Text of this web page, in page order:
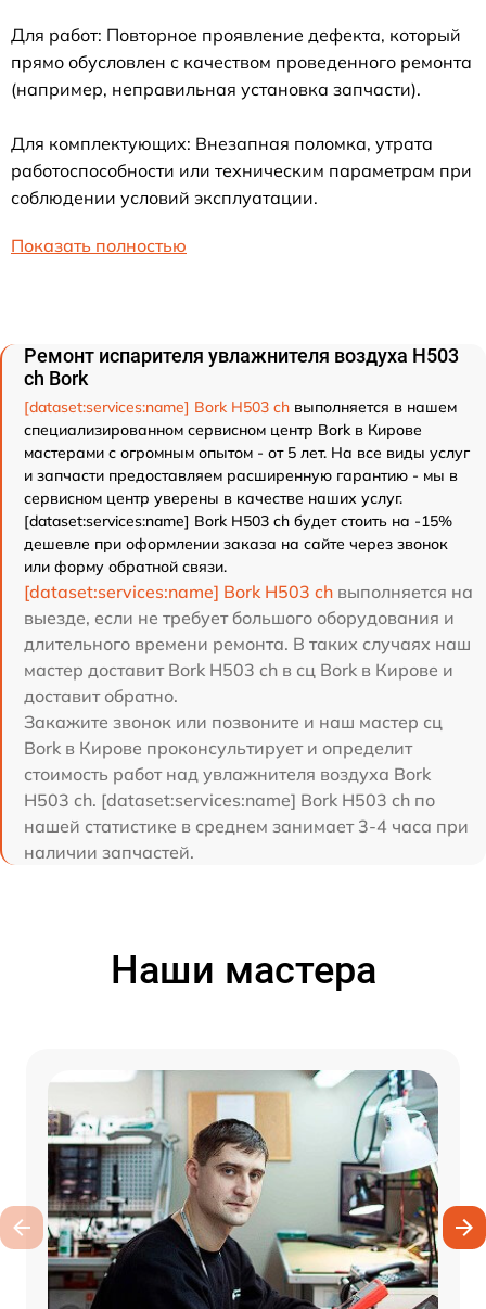
Для работ: Повторное проявление дефекта, который
прямо обусловлен с качеством проведенного ремонта
(например, неправильная установка запчасти).
Для комплектующих: Внезапная поломка, утрата
работоспособности или техническим параметрам при
соблюдении условий эксплуатации.
Показать полностью
Ремонт испарителя увлажнителя воздуха H503
ch Bork
[dataset:services:name] Bork H503 ch выполняется в нашем
специализированном сервисном центр Bork в Кирове
мастерами с огромным опытом - от 5 лет. На все виды услуг
и запчасти предоставляем расширенную гарантию - мы в
сервисном центр уверены в качестве наших услуг.
[dataset:services:name] Bork H503 ch будет стоить на -15%
дешевле при оформлении заказа на сайте через звонок
или форму обратной связи.
[dataset:services:name] Bork H503 ch выполняется на
выезде, если не требует большого оборудования и
длительного времени ремонта. В таких случаях наш
мастер доставит Bork H503 ch в сц Bork в Кирове и
доставит обратно.
Закажите звонок или позвоните и наш мастер сц
Bork в Кирове проконсультирует и определит
стоимость работ над увлажнителя воздуха Bork
H503 ch. [dataset:services:name] Bork H503 ch по
нашей статистике в среднем занимает 3-4 часа при
наличии запчастей.
Наши мастера